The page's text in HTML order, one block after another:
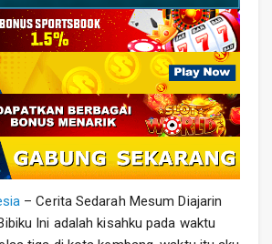
– Cerita Sedarah Mesum Diajarin
Ini adalah kisahku pada waktu